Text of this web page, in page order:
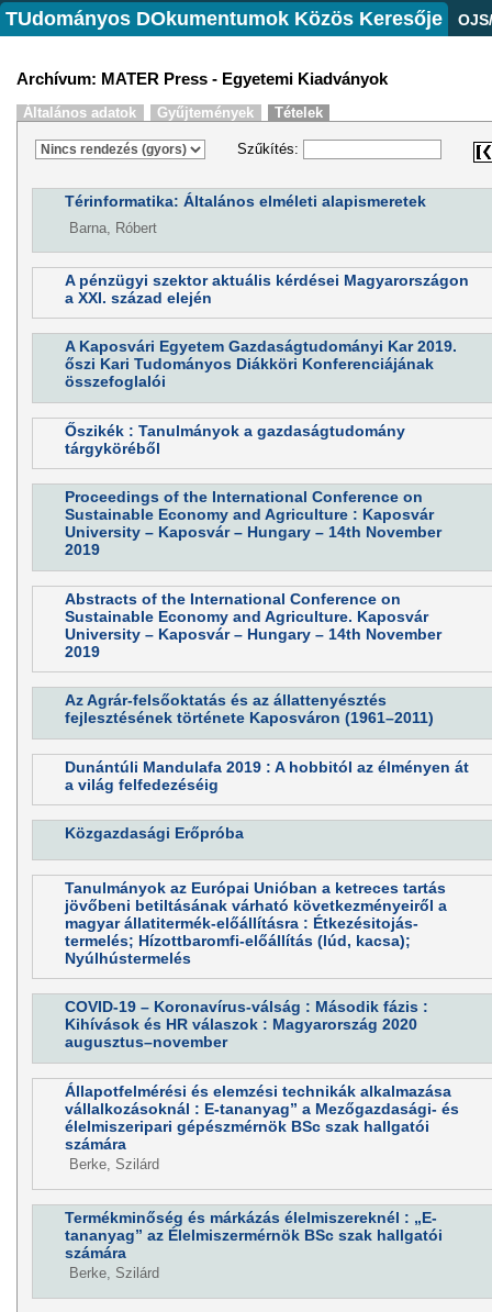
TUdományos DOkumentumok Közös Keresője
Archívum: MATER Press - Egyetemi Kiadványok
Általános adatok Gyűjtemények Tételek
Szűkítés:
Térinformatika: Általános elméleti alapismeretek
Barna, Róbert
A pénzügyi szektor aktuális kérdései Magyarországon
a XXI. század elején
A Kaposvári Egyetem Gazdaságtudományi Kar 2019.
őszi Kari Tudományos Diákköri Konferenciájának
összefoglalói
Őszikék : Tanulmányok a gazdaságtudomány
tárgyköréből
Proceedings of the International Conference on
Sustainable Economy and Agriculture : Kaposvár
University – Kaposvár – Hungary – 14th November
2019
Abstracts of the International Conference on
Sustainable Economy and Agriculture. Kaposvár
University – Kaposvár – Hungary – 14th November
2019
Az Agrár-felsőoktatás és az állattenyésztés
fejlesztésének története Kaposváron (1961–2011)
Dunántúli Mandulafa 2019 : A hobbitól az élményen át
a világ felfedezéséig
Közgazdasági Erőpróba
Tanulmányok az Európai Unióban a ketreces tartás
jövőbeni betiltásának várható következményeiről a
magyar állatitermék-előállításra : Étkezésitojás-
termelés; Hízottbaromfi-előállítás (lúd, kacsa);
Nyúlhústermelés
COVID-19 – Koronavírus-válság : Második fázis :
Kihívások és HR válaszok : Magyarország 2020
augusztus–november
Állapotfelmérési és elemzési technikák alkalmazása
vállalkozásoknál : E-tananyag” a Mezőgazdasági- és
élelmiszeripari gépészmérnök BSc szak hallgatói
számára
Berke, Szilárd
Termékminőség és márkázás élelmiszereknél : „E-
tananyag” az Élelmiszermérnök BSc szak hallgatói
számára
Berke, Szilárd